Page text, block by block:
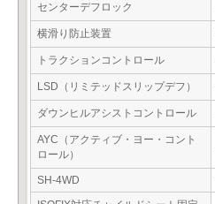
センターデフロック
横滑り防止装置
トラクションコントロール
LSD（リミテッドスリップデフ）
ダウンヒルアシストコントロール
AYC（アクティブ・ヨー・コント
ロール）
SH-4WD